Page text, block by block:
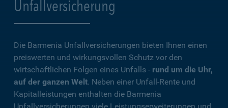
Unfallversicherung
Die Barmenia Unfallversicherungen bieten Ihnen einen
preiswerten und wirkungsvollen Schutz vor den
wirtschaftlichen Folgen eines Unfalls - rund um die Uhr,
auf der ganzen Welt. Neben einer Unfall-Rente und
Kapitalleistungen enthalten die Barmenia